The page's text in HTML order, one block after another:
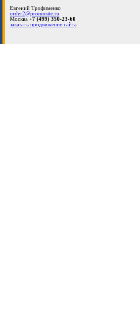
Евгений Трофименко
order2@promosite.ru
Москва +7 (499) 350-23-60
заказать продвижение сайта